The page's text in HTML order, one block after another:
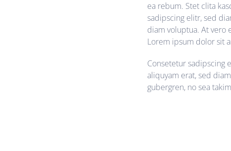
ea rebum. Stet clita
sadipscing elitr, sed
diam voluptua. At vero
Lorem ipsum dolor sit
Consetetur sadipscing
aliquyam erat, sed
gubergren, no sea